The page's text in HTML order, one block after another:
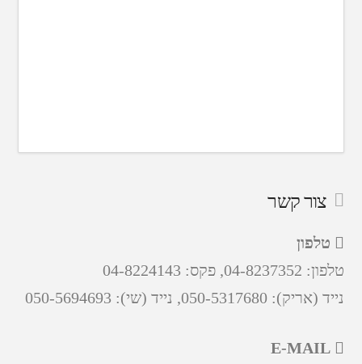
צור קשר
טלפון
טלפון: 04-8237352, פקס: 04-8224143
נייד (אריק): 050-5317680, נייד (שי): 050-5694693
E-MAIL